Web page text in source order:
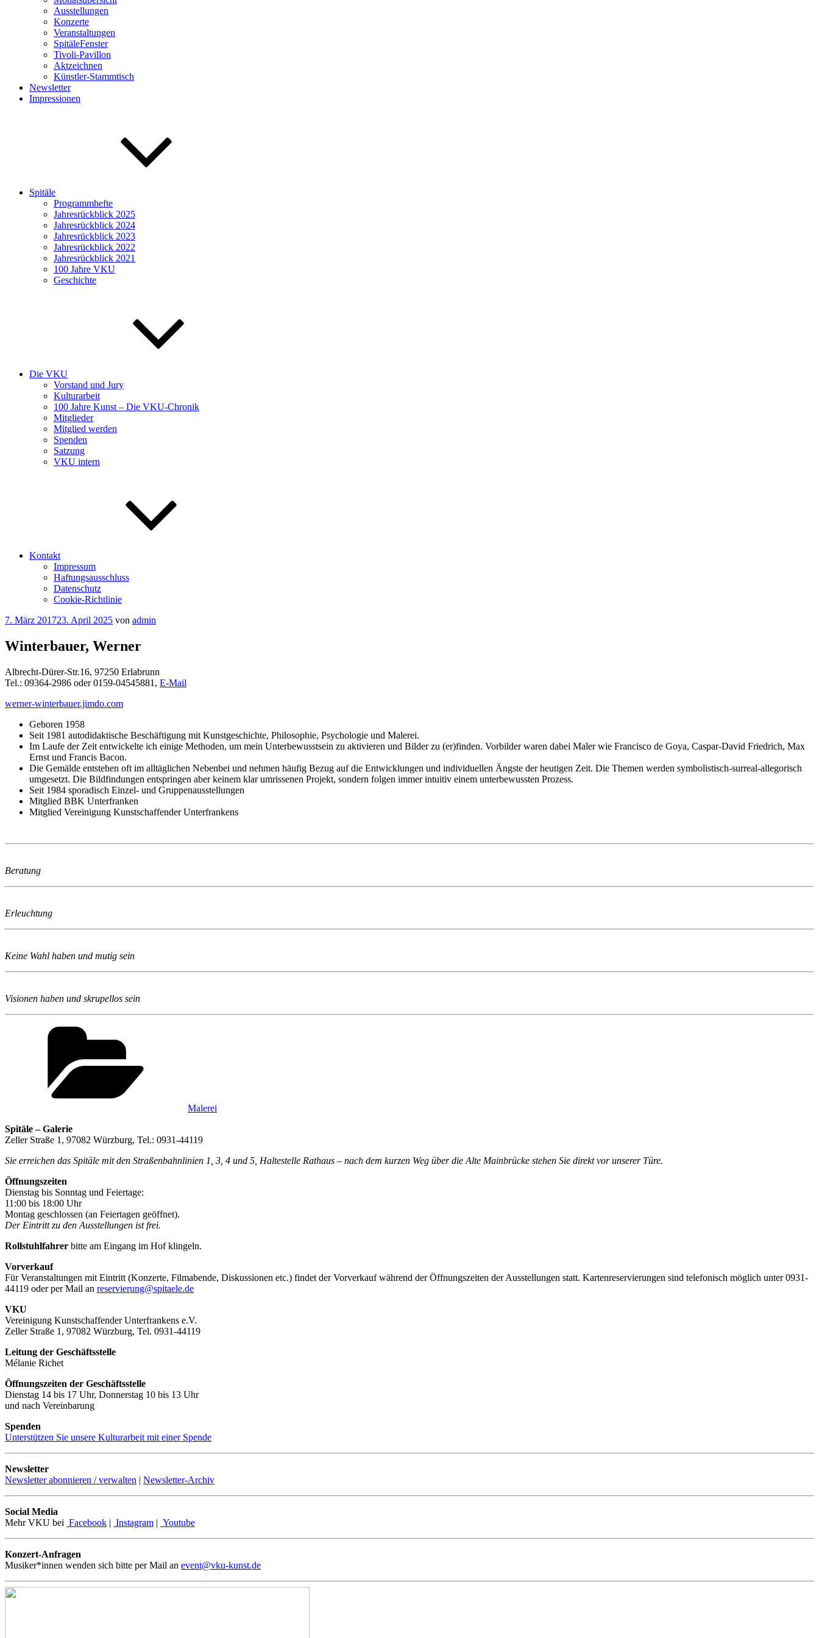
Ausstellungen
Konzerte
Veranstaltungen
SpitäleFenster
Tivoli-Pavillon
Aktzeichnen
Künstler-Stammtisch
Newsletter
Impressionen
Spitäle
Programmhefte
Jahresrückblick 2025
Jahresrückblick 2024
Jahresrückblick 2023
Jahresrückblick 2022
Jahresrückblick 2021
100 Jahre VKU
Geschichte
Die VKU
Vorstand und Jury
Kulturarbeit
100 Jahre Kunst – Die VKU-Chronik
Mitglieder
Mitglied werden
Spenden
Satzung
VKU intern
Kontakt
Impressum
Haftungsausschluss
Datenschutz
Cookie-Richtlinie
Veröffentlicht
7. März 201723. April 2025 von admin
Winterbauer, Werner
Albrecht-Dürer-Str.16, 97250 Erlabrunn
Tel.: 09364-2986 oder 0159-04545881, E-Mail
werner-winterbauer.jimdo.com
Geboren 1958
Seit 1981 autodidaktische Beschäftigung mit Kunstgeschichte, Philosophie, Psychologie und Malerei.
Im Laufe der Zeit entwickelte ich einige Methoden, um mein Unterbewusstsein zu aktivieren und Bilder zu (er)finden. Vorbilder waren dabei Maler wie Francisco de Goya, Caspar-David Friedrich, Max
Ernst und Francis Bacon.
Die Gemälde entstehen oft im alltäglichen Nebenbei und nehmen häufig Bezug auf die Entwicklungen und individuellen Ängste der heutigen Zeit. Die Themen werden symbolistisch-surreal-allegorisch
umgesetzt. Die Bildfindungen entspringen aber keinem klar umrissenen Projekt, sondern folgen immer intuitiv einem unterbewussten Prozess.
Seit 1984 sporadisch Einzel- und Gruppenausstellungen
Mitglied BBK Unterfranken
Mitglied Vereinigung Kunstschaffender Unterfrankens
Beratung
Erleuchtung
Keine Wahl haben und mutig sein
Visionen haben und skrupellos sein
Malerei
Spitäle – Galerie
Zeller Straße 1, 97082 Würzburg, Tel.: 0931-44119
Sie erreichen das Spitäle mit den Straßenbahnlinien 1, 3, 4 und 5, Haltestelle Rathaus – nach dem kurzen Weg über die Alte Mainbrücke stehen Sie direkt vor unserer Türe.
Öffnungszeiten
Dienstag bis Sonntag und Feiertage:
11:00 bis 18:00 Uhr
Montag geschlossen (an Feiertagen geöffnet).
Der Eintritt zu den Ausstellungen ist frei.
Rollstuhlfahrer bitte am Eingang im Hof klingeln.
Vorverkauf
Für Veranstaltungen mit Eintritt (Konzerte, Filmabende, Diskussionen etc.) findet der Vorverkauf während der Öffnungszeiten der Ausstellungen statt. Kartenreservierungen sind telefonisch möglich unter 0931-
44119 oder per Mail an reservierung@spitaele.de
VKU
Vereinigung Kunstschaffender Unterfrankens e.V.
Zeller Straße 1, 97082 Würzburg, Tel. 0931-44119
Leitung der Geschäftsstelle
Mélanie Richet
Öffnungszeiten der Geschäftsstelle
Dienstag 14 bis 17 Uhr, Donnerstag 10 bis 13 Uhr
und nach Vereinbarung
Spenden
Unterstützen Sie unsere Kulturarbeit mit einer Spende
Newsletter
Newsletter abonnieren / verwalten | Newsletter-Archiv
Social Media
Mehr VKU bei Facebook | Instagram | Youtube
Konzert-Anfragen
Musiker*innen wenden sich bitte per Mail an event@vku-kunst.de